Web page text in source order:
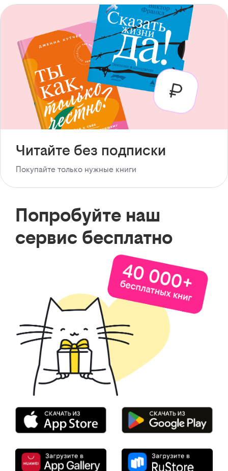
Читайте без подписки
Покупайте только нужные книги
Попробуйте наш
сервис бесплатно